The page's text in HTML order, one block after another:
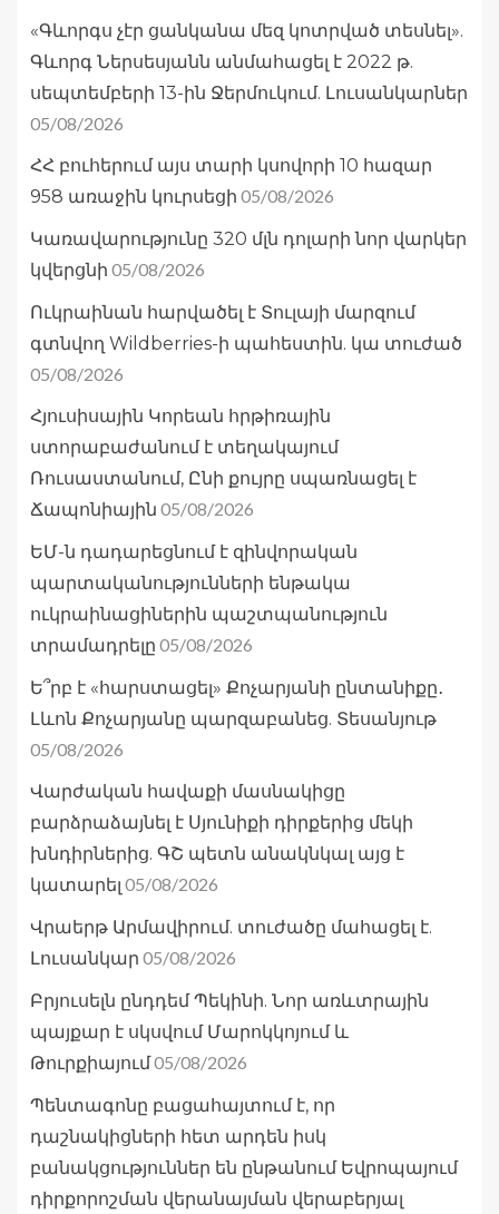
«Գևորգս չէր ցանկանա մեզ կոտրված տեսնել».
Գևորգ Ներսեսյանն անմահացել է 2022 թ.
սեպտեմբերի 13-ին Ջերմուկում. Լուսանկարներ
05/08/2026
ՀՀ բուհերում այս տարի կսովորի 10 հազար
958 առաջին կուրսեցի 05/08/2026
Կառավարությունը 320 մլն դոլարի նոր վարկեր
կվերցնի 05/08/2026
Ուկրաինան հարվածել է Տուլայի մարզում
գտնվող Wildberries-ի պահեստին. կա տուժած
05/08/2026
Հյուսիսային Կորեան հրթիռային
ստորաբաժանում է տեղակայում
Ռուսաստանում, Ընի քույրը սպառնացել է
Ճապոնիային 05/08/2026
ԵՄ-ն դադարեցնում է զինվորական
պարտականությունների ենթակա
ուկրաինացիներին պաշտպանություն
տրամադրելը 05/08/2026
Ե՞րբ է «հարստացել» Քոչարյանի ընտանիքը․
Լևոն Քոչարյանը պարզաբանեց. Տեսանյութ
05/08/2026
Վարժական հավաքի մասնակիցը
բարձրաձայնել է Սյունիքի դիրքերից մեկի
խնդիրներից. ԳՇ պետն անակնկալ այց է
կատարել 05/08/2026
Վրաերթ Արմավիրում. տուժածը մահացել է.
Լուսանկար 05/08/2026
Բրյուսելն ընդդեմ Պեկինի. Նոր առևտրային
պայքար է սկսվում Մարոկկոյում և
Թուրքիայում05/08/2026
Պենտագոնը բացահայտում է, որ
դաշնակիցների հետ արդեն իսկ
բանակցություններ են ընթանում Եվրոպայում
դիրքորոշման վերանայման վերաբերյալ